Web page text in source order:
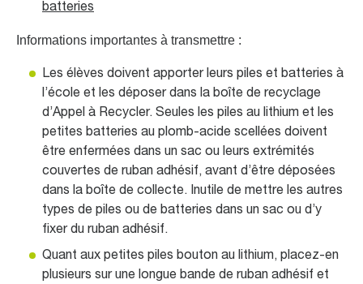
batteries
Informations importantes à transmettre :
Les élèves doivent apporter leurs piles et batteries à
l’école et les déposer dans la boîte de recyclage
d’Appel à Recycler. Seules les piles au lithium et les
petites batteries au plomb-acide scellées doivent
être enfermées dans un sac ou leurs extrémités
couvertes de ruban adhésif, avant d’être déposées
dans la boîte de collecte. Inutile de mettre les autres
types de piles ou de batteries dans un sac ou d’y
fixer du ruban adhésif.
Quant aux petites piles bouton au lithium, placez-en
plusieurs sur une longue bande de ruban adhésif et